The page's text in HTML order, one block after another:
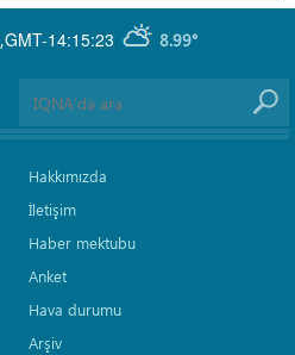
GMT-14:15:23 8.99°
,
Hakkımızda
İletişim
Haber mektubu
Anket
Hava durumu
Arşiv